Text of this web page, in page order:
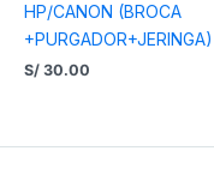
HP/CANON (BROCA
+PURGADOR+JERINGA)
S/ 30.00